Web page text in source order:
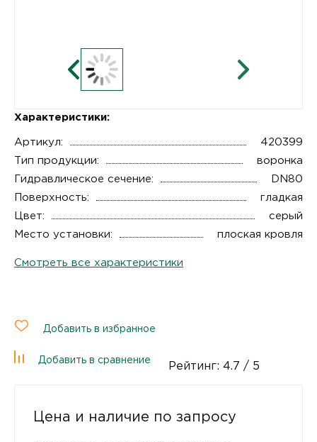
Характеристики:
Артикул:
420399
Тип продукции:
воронка
Гидравлическое сечение:
DN80
Поверхность:
гладкая
Цвет:
серый
Место установки:
плоская кровля
Смотреть все характеристики
Добавить в избранное
Добавить в сравнение
Рейтинг: 4.7 / 5
Цена и наличие по запросу